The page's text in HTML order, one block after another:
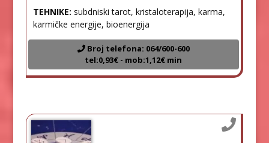
TEHNIKE: subdniski tarot, kristaloterapija, karma,
karmičke energije, bioenergija
Broj telefona: 064/600-600
tel:0,93€ - mob:1,12€ min